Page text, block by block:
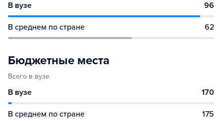
В вузе 96
В среднем по стране 62
Бюджетные места
Всего в вузе
В вузе 170
В среднем по стране 175